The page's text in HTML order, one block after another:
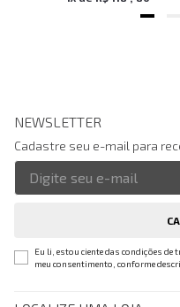
NEWSLETTER
Cadastre seu e-mail para
Eu li, estou ciente das condições
meu consentimento, conforme